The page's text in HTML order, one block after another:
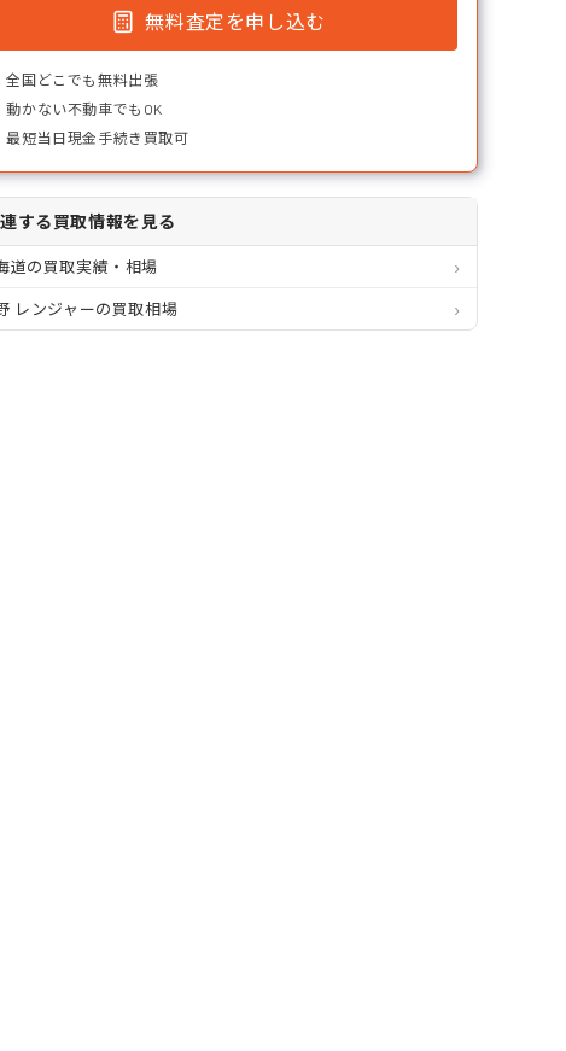
無料査定を申し込む
全国どこでも無料出張
動かない不動車でもOK
最短当日現金手続き買取可
する買取情報を見る
道の買取実績・相場
レンジャーの買取相場